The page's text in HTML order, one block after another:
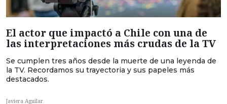
El actor que impactó a Chile con una de
las interpretaciones más crudas de la TV
Se cumplen tres años desde la muerte de una leyenda de
la TV. Recordamos su trayectoria y sus papeles más
destacados.
Javiera Aguilar